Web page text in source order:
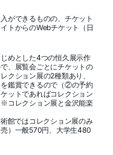
ができるものの、チケット
トからのWebチケット（日
めとした4つの恒久展示作
、展覧会ごとにチケットの
クション展の2種類あり、
鑑賞できるので（②の予約
ットであればコレクション
コレクション展と金沢能楽
館ではコレクション展のみ
）一般570円、大学生480